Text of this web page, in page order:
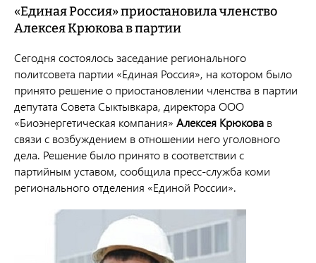
«Единая Россия» приостановила членство
Алексея Крюкова в партии
Сегодня состоялось заседание регионального
политсовета партии «Единая Россия», на котором было
принято решение о приостановлении членства в партии
депутата Совета Сыктывкара, директора ООО
«Биоэнергетическая компания» Алексея Крюкова в
связи с возбуждением в отношении него уголовного
дела. Решение было принято в соответствии с
партийным уставом, сообщила пресс-служба коми
регионального отделения «Единой России».